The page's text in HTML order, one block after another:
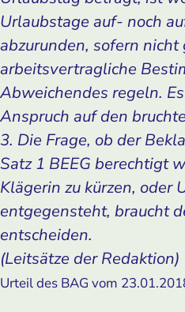
Urlaubstage auf- noch
abzurunden, sofern
arbeitsvertragliche
Abweichendes regeln.
Anspruch auf den
3. Die Frage, ob der
Satz 1 BEEG berechtigt
Klägerin zu kürzen, oder
entgegensteht, braucht
entscheiden.
(Leitsätze der Redaktion)
Urteil des BAG vom